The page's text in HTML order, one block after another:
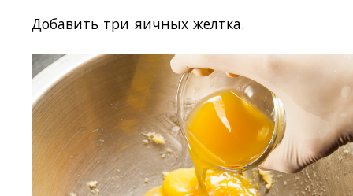
Добавить три яичных желтка.